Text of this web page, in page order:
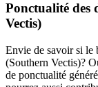
Ponctualité des
Vectis)
Envie de savoir si le
(Southern Vectis)?
de ponctualité